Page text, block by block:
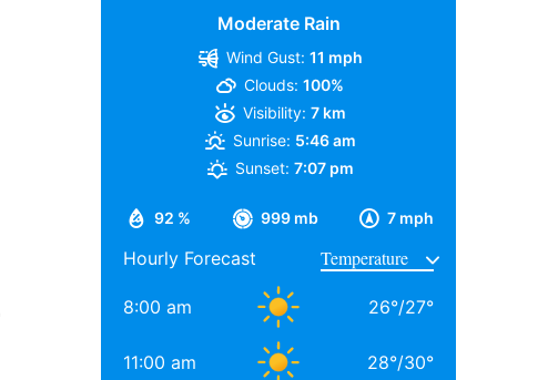
Moderate Rain
92 % 999 mb 7 mph
Wind Gust: 11 mph
Clouds: 100%
Visibility: 7 km
Sunrise: 5:46 am
Sunset: 7:07 pm
Hourly Forecast
8:00 am 26°/27°
11:00 am 28°/30°